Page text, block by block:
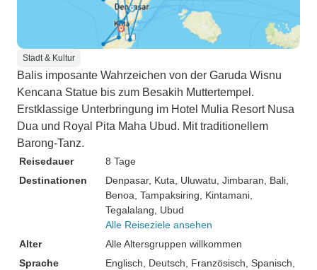
Stadt & Kultur
Balis imposante Wahrzeichen von der Garuda Wisnu
Kencana Statue bis zum Besakih Muttertempel.
Erstklassige Unterbringung im Hotel Mulia Resort Nusa
Dua und Royal Pita Maha Ubud. Mit traditionellem
Barong-Tanz.
Reisedauer
8 Tage
Destinationen
Denpasar, Kuta , Uluwatu , Jimbaran , Bali
Benoa , Tampaksiring , Kintamani
Tegalalang , Ubud
Alle Reiseziele ansehen
Alter
Alle Altersgruppen willkommen
Sprache
Englisch, Deutsch, Französisch, Spanisch,